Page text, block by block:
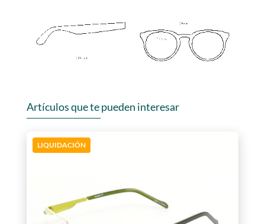
Artículos que te pueden interesar
LIQUIDACIÓN